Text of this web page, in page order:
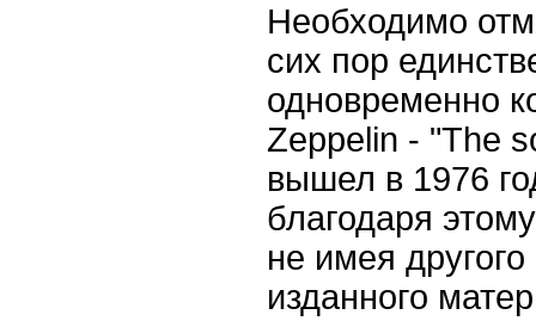
Необходимо
сих пор
одновременно
Zeppelin - "The
вышел в 1976
благодаря
не имея
изданного